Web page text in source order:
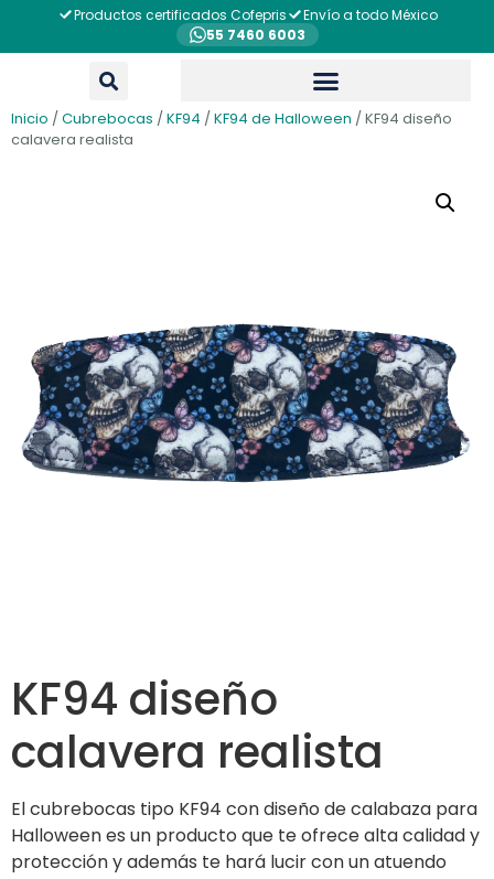
Productos certificados Cofepris
Envío a todo México
55 7460 6003
Inicio /Cubrebocas /KF94 /KF94 de Halloween / KF94 diseño
calavera realista
KF94 diseño
calavera realista
El cubrebocas tipo KF94 con diseño de calabaza para
Halloween es un producto que te ofrece alta calidad y
protección y además te hará lucir con un atuendo